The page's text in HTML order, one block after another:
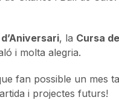
, la Cursa
i molta alegria.
fan possible un mes
i projectes futurs!